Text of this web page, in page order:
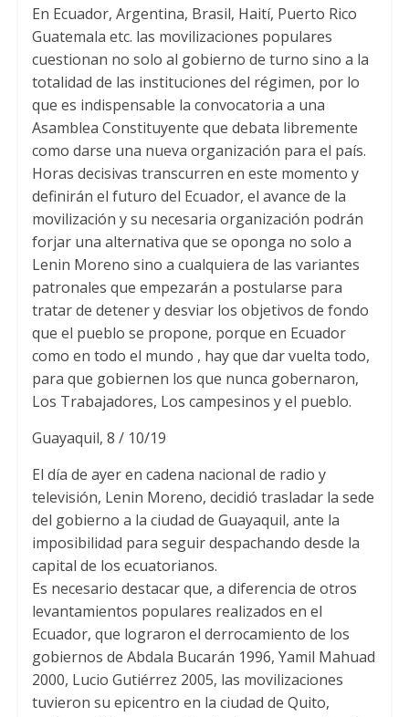
En Ecuador, Argentina, Brasil, Haití, Puerto Rico
Guatemala etc. las movilizaciones populares
cuestionan no solo al gobierno de turno sino a la
totalidad de las instituciones del régimen, por lo
que es indispensable la convocatoria a una
Asamblea Constituyente que debata libremente
como darse una nueva organización para el país.
Horas decisivas transcurren en este momento y
definirán el futuro del Ecuador, el avance de la
movilización y su necesaria organización podrán
forjar una alternativa que se oponga no solo a
Lenin Moreno sino a cualquiera de las variantes
patronales que empezarán a postularse para
tratar de detener y desviar los objetivos de fondo
que el pueblo se propone, porque en Ecuador
como en todo el mundo , hay que dar vuelta todo,
para que gobiernen los que nunca gobernaron,
Los Trabajadores, Los campesinos y el pueblo.
Guayaquil, 8 / 10/19
El día de ayer en cadena nacional de radio y
televisión, Lenin Moreno, decidió trasladar la sede
del gobierno a la ciudad de Guayaquil, ante la
imposibilidad para seguir despachando desde la
capital de los ecuatorianos.
Es necesario destacar que, a diferencia de otros
levantamientos populares realizados en el
Ecuador, que lograron el derrocamiento de los
gobiernos de Abdala Bucarán 1996, Yamil Mahuad
2000, Lucio Gutiérrez 2005, las movilizaciones
tuvieron su epicentro en la ciudad de Quito,